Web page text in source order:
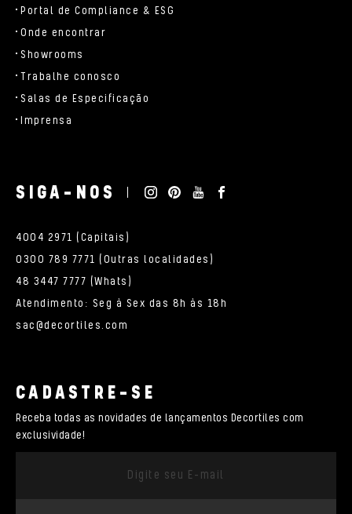
Portal de Compliance & ESG
Onde encontrar
Showrooms
Trabalhe conosco
Salas de Especificação
Imprensa
SIGA-NOS
4004 2971 (Capitais)
0300 789 7771 (Outras localidades)
48 3447 7777 (Whats)
Atendimento: Seg à Sex das 8h às 18h
sac@decortiles.com
CADASTRE-SE
Receba todas as novidades de lançamentos Decortiles com
exclusividade!